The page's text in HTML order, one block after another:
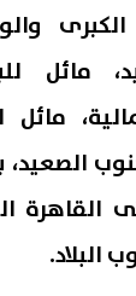
مائل
الصعيد،
القاهرة
البلاد.